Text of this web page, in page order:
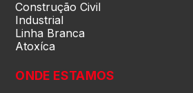
Rio Grande do Sul
Construção Civil
Industrial
Linha Branca
Atoxíca
ONDE ESTAMOS